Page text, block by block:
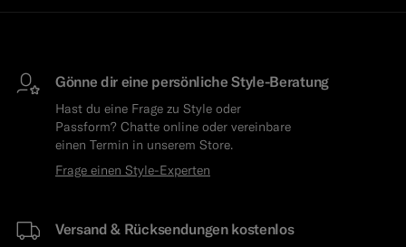
Gönne dir eine persönliche Style-Beratung
Hast du eine Frage zu Style oder
Passform? Chatte online oder vereinbare
einen Termin in unserem Store.
Frage einen Style-Experten
Versand & Rücksendungen kostenlos